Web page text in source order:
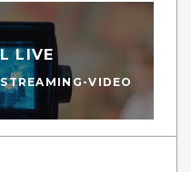
LIVE
VIDEO